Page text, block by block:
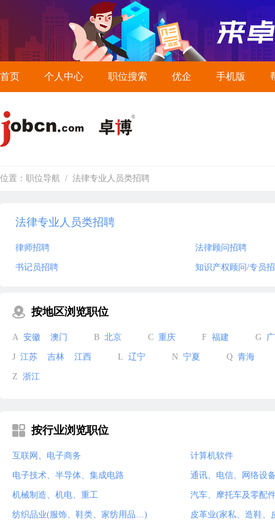
首页 个人中心 职位搜索 优企 手机版
位置： 职位导航 / 法律专业人员类招聘
法律专业人员类招聘
律师招聘 法律顾问招聘
书记员招聘 知识产权顾问/专员
按地区浏览职位
A 安徽 澳门 B 北京 C 重庆 F 福建 G
J 江苏 吉林 江西 L 辽宁 N 宁夏 Q 青海
Z 浙江
按行业浏览职位
互联网、电子商务 计算机软件
电子技术、半导体、集成电路 通讯、电信、网络设
机械制造、机电、重工 汽车、摩托车及零配
纺织品业(服饰、鞋类、家纺用品…) 皮革业(家私、造鞋